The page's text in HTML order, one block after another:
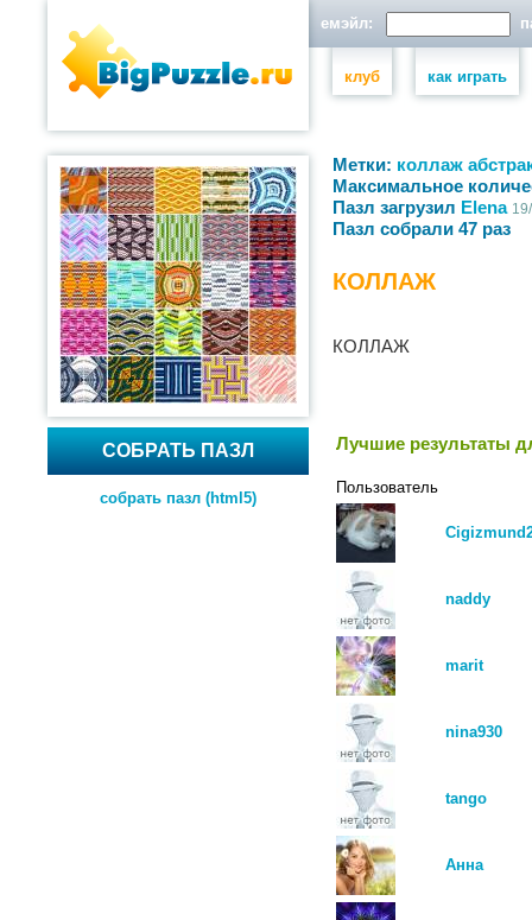
емэйл:
клуб как играть
СОБРАТЬ ПАЗЛ
собрать пазл (html5)
Метки: коллаж
Максимальное
Пазл загрузил Elena
Пазл собрали 47 раз
КОЛЛАЖ
КОЛЛАЖ
Лучшие результаты
Пользователь
naddy
marit
nina930
tango
Анна